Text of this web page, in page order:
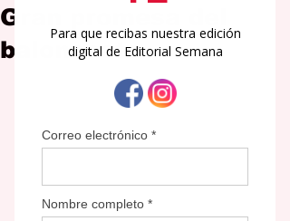
Gran promesa del
baloncesto